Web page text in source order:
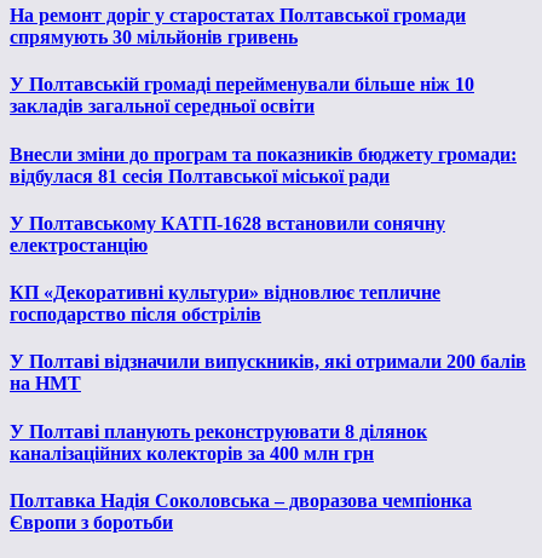
На ремонт доріг у старостатах Полтавської громади
спрямують 30 мільйонів гривень
У Полтавській громаді перейменували більше ніж 10
закладів загальної середньої освіти
Внесли зміни до програм та показників бюджету громади:
відбулася 81 сесія Полтавської міської ради
У Полтавському КАТП-1628 встановили сонячну
електростанцію
КП «Декоративні культури» відновлює тепличне
господарство після обстрілів
У Полтаві відзначили випускників, які отримали 200 балів
на НМТ
У Полтаві планують реконструювати 8 ділянок
каналізаційних колекторів за 400 млн грн
Полтавка Надія Соколовська – дворазова чемпіонка
Європи з боротьби